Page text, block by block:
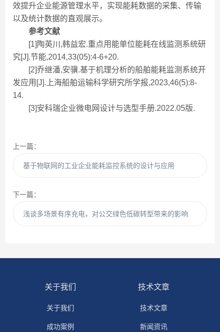
效提升企业能源管理水平，实现能耗数据的采集、传输
以及统计数据的直观展示。
参考文献
[1]陶英川,韩益宏.重点用能单位能耗在线监测系统研
究[J].节能,2014,33(05):4-6+20.
[2]乔继潘,安骥.基于机理分析的船舶能耗监测系统开
发应用[J].上海船舶运输科学研究所学报,2023,46(5):8-
14.
[3]安科瑞企业微电网设计与选型手册.2022.05版.
上一篇：
基于物联网的工业企业能耗监控系统的设计与应用
下一篇：
浅谈多场景有序充电，对公交绿色低碳转型带来的影响
关于我们
关于我们
成功案例
技术文章
技术文章
新闻资讯